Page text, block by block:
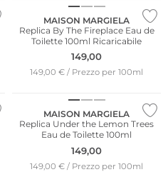
MAISON MARGIELA
Replica By The Fireplace Eau de
Toilette 100ml Ricaricabile
149,00
149,00 € / Prezzo per 100ml
MAISON MARGIELA
Replica Under the Lemon Trees
Eau de Toilette 100ml
149,00
149,00 € / Prezzo per 100ml